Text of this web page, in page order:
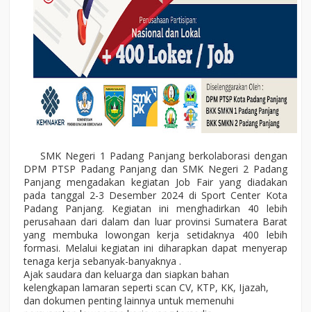
SMK Negeri 1 Padang Panjang berkolaborasi dengan
DPM PTSP Padang Panjang dan SMK Negeri 2 Padang
Panjang mengadakan kegiatan Job Fair yang diadakan
pada tanggal 2-3 Desember 2024 di Sport Center Kota
Padang Panjang. Kegiatan ini menghadirkan 40 lebih
perusahaan dari dalam dan luar provinsi Sumatera Barat
yang membuka lowongan kerja setidaknya 400 lebih
formasi. Melalui kegiatan ini diharapkan dapat menyerap
tenaga kerja sebanyak-banyaknya .
Ajak saudara dan keluarga dan siapkan bahan
kelengkapan lamaran seperti scan CV, KTP, KK, Ijazah,
dan dokumen penting lainnya untuk memenuhi